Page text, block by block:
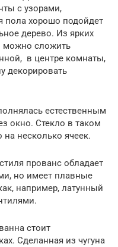
с узорами,
пола хорошо подойдет
дерево. Из ярких
можно сложить
в центре комнаты,
декорировать
естественным
окно. Стекло в таком
несколько ячеек.
прованс обладает
но имеет плавные
например, латунный
стоит
Сделанная из чугуна